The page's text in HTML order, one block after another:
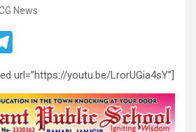
News
el
e
gr
url=”https://youtu.be/LrorUGia4sY”]